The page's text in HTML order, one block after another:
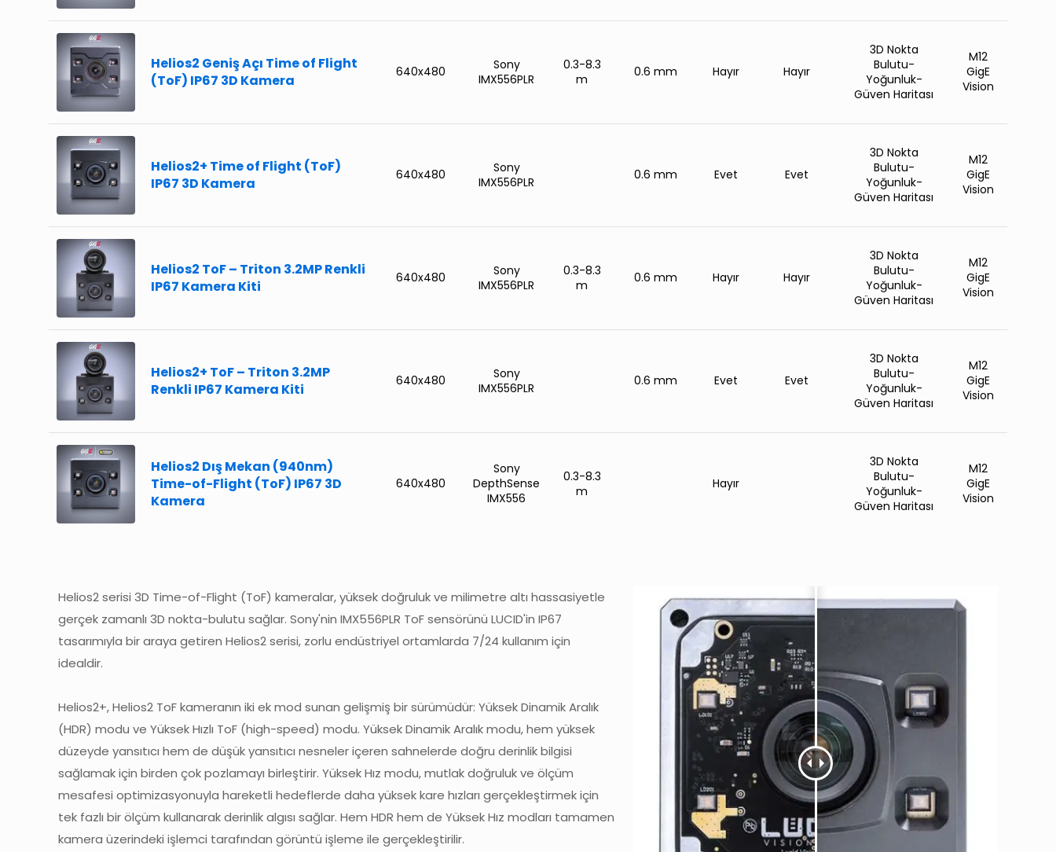
Helios2 Geniş Açı Time of Flight
(ToF) IP67 3D Kamera
640x480
Sony
IMX556PLR
0.3-8.3
m
0.6 mm Hayır Hayır
3D Nokta
Bulutu-
Yoğunluk-
Güven Haritası
M12
GigE
Vision
Helios2+ Time of Flight (ToF)
IP67 3D Kamera
640x480
Sony
IMX556PLR
0.6 mm Evet Evet
3D Nokta
Bulutu-
Yoğunluk-
Güven Haritası
M12
GigE
Vision
Helios2 ToF – Triton 3.2MP Renkli
IP67 Kamera Kiti
640x480
Sony
IMX556PLR
0.3-8.3
m
0.6 mm Hayır Hayır
3D Nokta
Bulutu-
Yoğunluk-
Güven Haritası
M12
GigE
Vision
Helios2+ ToF – Triton 3.2MP
Renkli IP67 Kamera Kiti
640x480
Sony
IMX556PLR
0.6 mm Evet Evet
3D Nokta
Bulutu-
Yoğunluk-
Güven Haritası
M12
GigE
Vision
Helios2 Dış Mekan (940nm)
Time-of-Flight (ToF) IP67 3D
Kamera
640x480
Sony
DepthSense
IMX556
0.3-8.3
m
Hayır
3D Nokta
Bulutu-
Yoğunluk-
Güven Haritası
M12
GigE
Vision
Helios2 serisi 3D Time-of-Flight (ToF) kameralar, yüksek doğruluk ve milimetre altı hassasiyetle
gerçek zamanlı 3D nokta-bulutu sağlar. Sony'nin IMX556PLR ToF sensörünü LUCID'in IP67
tasarımıyla bir araya getiren Helios2 serisi, zorlu endüstriyel ortamlarda 7/24 kullanım için
idealdir.
Helios2+, Helios2 ToF kameranın iki ek mod sunan gelişmiş bir sürümüdür: Yüksek Dinamik Aralık
(HDR) modu ve Yüksek Hızlı ToF (high-speed) modu. Yüksek Dinamik Aralık modu, hem yüksek
düzeyde yansıtıcı hem de düşük yansıtıcı nesneler içeren sahnelerde doğru derinlik bilgisi
sağlamak için birden çok pozlamayı birleştirir. Yüksek Hız modu, mutlak doğruluk ve ölçüm
mesafesi optimizasyonuyla hareketli hedeflerde daha yüksek kare hızları gerçekleştirmek için
tek fazlı bir ölçüm kullanarak derinlik algısı sağlar. Hem HDR hem de Yüksek Hız modları tamamen
kamera üzerindeki işlemci tarafından görüntü işleme ile gerçekleştirilir.